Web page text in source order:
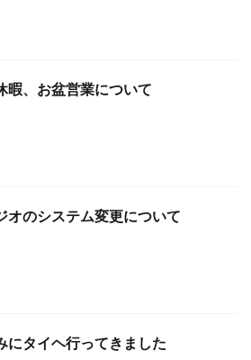
暇、お盆営業について
オのシステム変更について
にタイヘ行ってきました